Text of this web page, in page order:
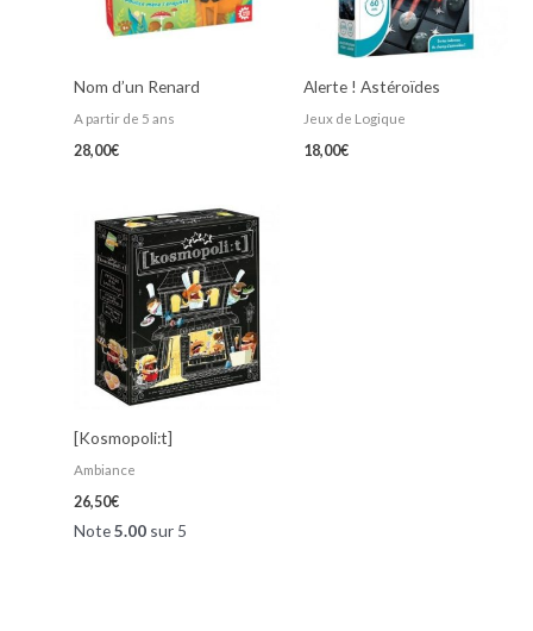
Nom d’un Renard
A partir de 5 ans
28,00€
Alerte ! Astéroïdes
Jeux de Logique
18,00€
[Kosmopoli:t]
Ambiance
26,50€
Note5.00 sur 5